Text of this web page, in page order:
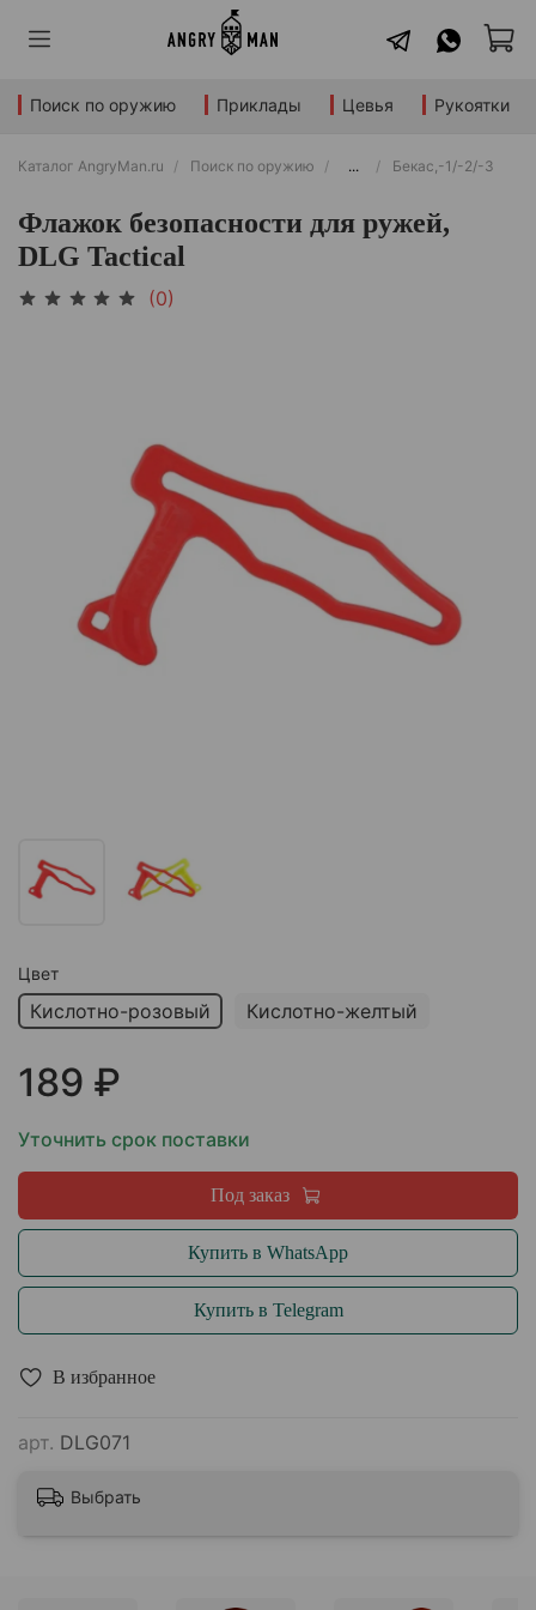
Поиск по оружию Приклады Цевья Рукоятки
Каталог AngryMan.ru Поиск по оружию ... Бекас,-1/-2/-3
Флажок безопасности для ружей,
DLG Tactical
(0)
В избранное
арт. DLG071
Цвет
Кислотно-розовый Кислотно-желтый
189 ₽
Уточнить срок поставки
Под заказ
Купить в WhatsApp
Купить в Telegram
Выбрать